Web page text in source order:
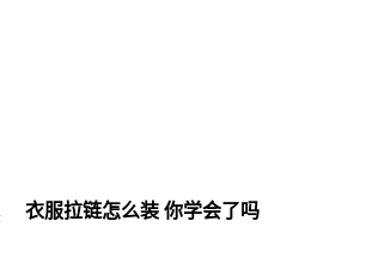
衣服拉链怎么装 你学会了吗